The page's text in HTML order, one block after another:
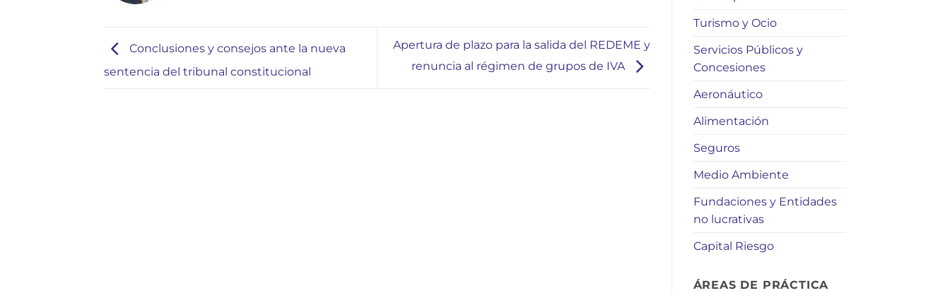
Conclusiones y consejos ante la nueva
sentencia del tribunal constitucional
Apertura de plazo para la salida del REDEME y
renuncia al régimen de grupos de IVA
Turismo y Ocio
Servicios Públicos y
Concesiones
Aeronáutico
Alimentación
Seguros
Medio Ambiente
Fundaciones y Entidades
no lucrativas
Capital Riesgo
ÁREAS DE PRÁCTICA